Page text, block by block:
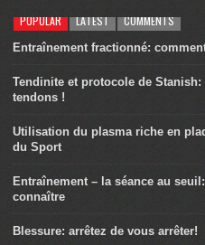
POPULAR LATEST COMMENTS
Entraînement fractionné:
Tendinite et protocole de
tendons !
Utilisation du plasma riche en
du Sport
Entraînement – la séance au
connaître
Blessure: arrêtez de vous arrêter!